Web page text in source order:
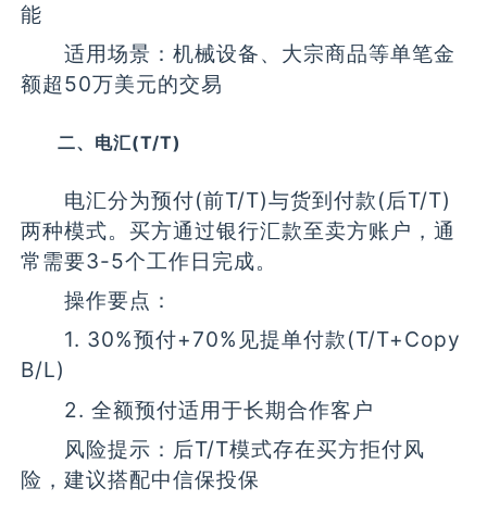
能
适用场景：机械设备、大宗商品等单笔金
额超50万美元的交易
二、电汇(T/T)
电汇分为预付(前T/T)与货到付款(后T/T)
两种模式。买方通过银行汇款至卖方账户，通
常需要3-5个工作日完成。
操作要点：
1. 30%预付+70%见提单付款(T/T+Copy
B/L)
2. 全额预付适用于长期合作客户
风险提示：后T/T模式存在买方拒付风
险，建议搭配中信保投保